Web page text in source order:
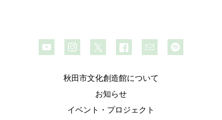
秋田市文化創造館について
お知らせ
イベント・プロジェクト